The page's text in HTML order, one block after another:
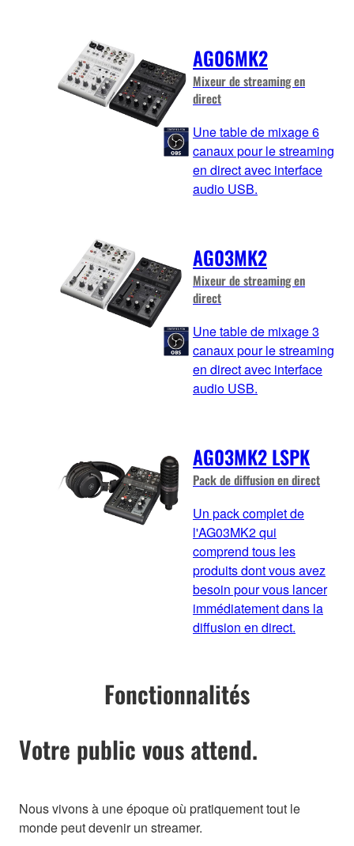
AG06MK2
Mixeur de streaming en
direct
Une table de mixage 6
canaux pour le streaming
en direct avec interface
audio USB.
AG03MK2
Mixeur de streaming en
direct
Une table de mixage 3
canaux pour le streaming
en direct avec interface
audio USB.
AG03MK2 LSPK
Pack de diffusion en direct
Un pack complet de
l'AG03MK2 qui
comprend tous les
produits dont vous avez
besoin pour vous lancer
immédiatement dans la
diffusion en direct.
Fonctionnalités
Votre public vous attend.
Nous vivons à une époque où pratiquement tout le
monde peut devenir un streamer.